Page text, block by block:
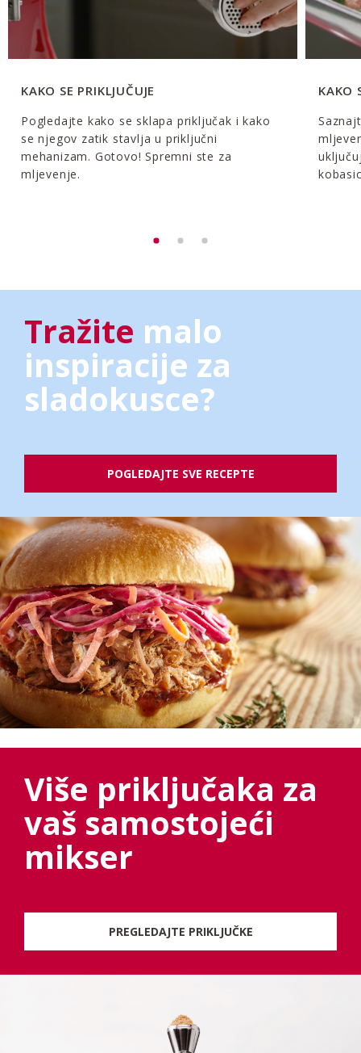
KAKO SE PRIKLJUČUJE
Pogledajte kako se sklapa priključak i kako
se njegov zatik stavlja u priključni
mehanizam. Gotovo! Spremni ste za
mljevenje.
KAKO
Tražite malo
inspiracije za
sladokusce?
POGLEDAJTE SVE RECEPTE
Više priključaka za
vaš samostojeći
mikser
PREGLEDAJTE PRIKLJUČKE